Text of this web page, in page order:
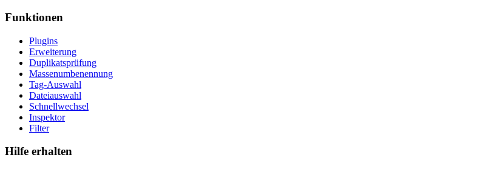
Funktionen
Plugins
Erweiterung
Duplikatsprüfung
Massenumbenennung
Tag-Auswahl
Dateiauswahl
Schnellwechsel
Inspektor
Filter
Hilfe erhalten